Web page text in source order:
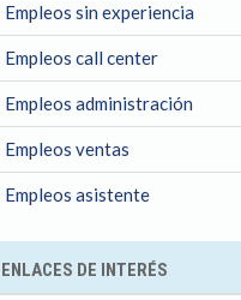
Empleos sin experiencia
Empleos call center
Empleos administración
Empleos ventas
Empleos asistente
ENLACES DE INTERÉS